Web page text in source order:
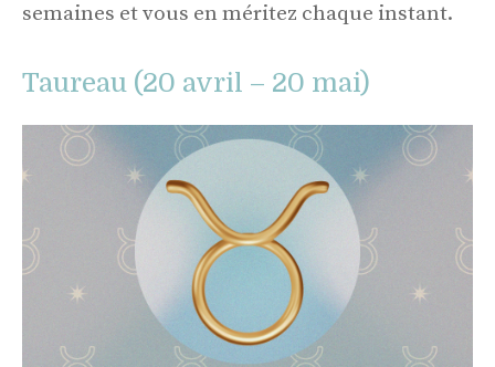
semaines et vous en méritez chaque instant.
Taureau (20 avril – 20 mai)